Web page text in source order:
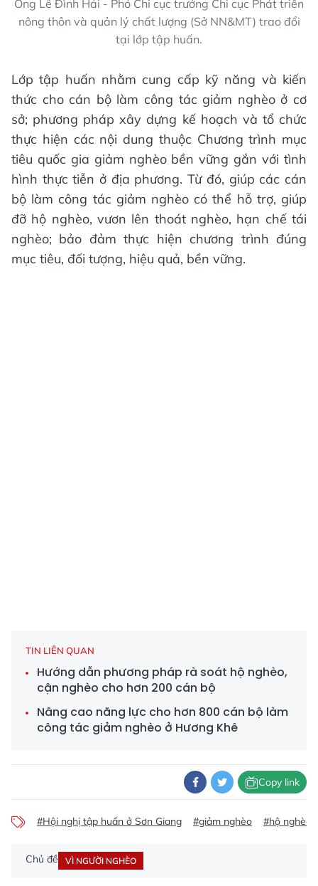
Ông Lê Đình Hải - Phó Chi cục trưởng Chi cục Phát triển
nông thôn và quản lý chất lượng (Sở NN&MT) trao đổi
tại lớp tập huấn.
Lớp tập huấn nhằm cung cấp kỹ năng và kiến
thức cho cán bộ làm công tác giảm nghèo ở cơ
sở; phương pháp xây dựng kế hoạch và tổ chức
thực hiện các nội dung thuộc Chương trình mục
tiêu quốc gia giảm nghèo bền vững gắn với tình
hình thực tiễn ở địa phương. Từ đó, giúp các cán
bộ làm công tác giảm nghèo có thể hỗ trợ, giúp
đỡ hộ nghèo, vươn lên thoát nghèo, hạn chế tái
nghèo; bảo đảm thực hiện chương trình đúng
mục tiêu, đối tượng, hiệu quả, bền vững.
TIN LIÊN QUAN
Hướng dẫn phương pháp rà soát hộ nghèo,
cận nghèo cho hơn 200 cán bộ
Nâng cao năng lực cho hơn 800 cán bộ làm
công tác giảm nghèo ở Hương Khê
Copy link
#Hội nghị tập huấn ở Sơn Giang #giảm nghèo #hộ nghèo
Chủ đề VÌ NGƯỜI NGHÈO